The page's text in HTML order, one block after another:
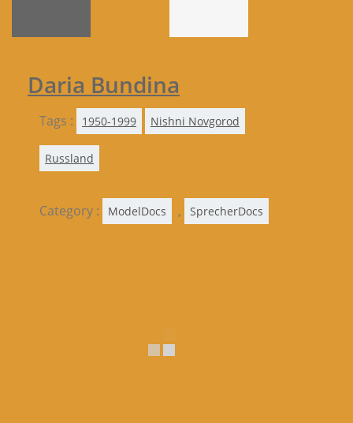
Daria Bundina
Tags : 1950-1999 Nishni Novgorod
Russland
Category : ModelDocs , SprecherDocs